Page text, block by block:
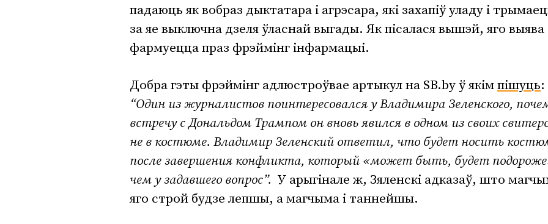
падаюць як вобраз дыктатара і агрэсара, які захапіў уладу і
за яе выключна дзеля ўласнай выгады. Як пісалася вышэй, яго выява
фармуецца праз фрэймінг інфармацыі.
Добра гэты фрэймінг адлюстроўвае артыкул на SB.by ў якімпішуць:
“Один из журналистов поинтересовался у Владимира Зеленского,
встречу с Дональдом Трампом он вновь явился в одном из своих
не в костюме. Владимир Зеленский ответил, что будет носить
после завершения конфликта, который «может быть, будет
чем у задавшего вопрос”. У арыгінале ж, Зяленскі адказаў, што
яго строй будзе лепшы, а магчыма і таннейшы.